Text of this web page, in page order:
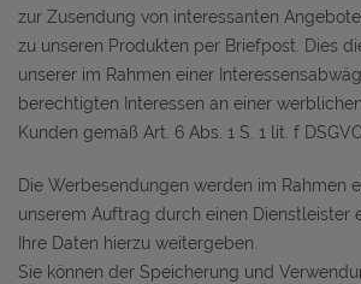
zur Zusendung von interessanten
zu unseren Produkten per Briefpost. Dies
unserer im Rahmen einer
berechtigten Interessen an einer
Kunden gemäß Art. 6 Abs. 1 S. 1 lit. f
Die Werbesendungen werden im Rahmen
unserem Auftrag durch einen Dienstleister
Ihre Daten hierzu weitergeben.
Sie können der Speicherung und